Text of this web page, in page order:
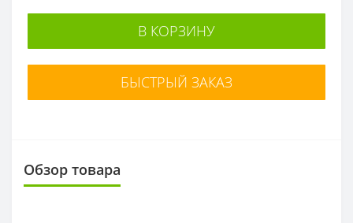
В КОРЗИНУ
БЫСТРЫЙ ЗАКАЗ
Обзор товара